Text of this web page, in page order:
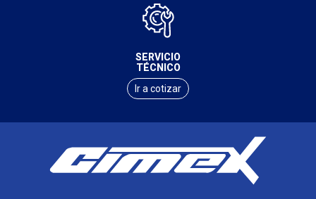
SERVICIO
TÉCNICO
Ir a cotizar